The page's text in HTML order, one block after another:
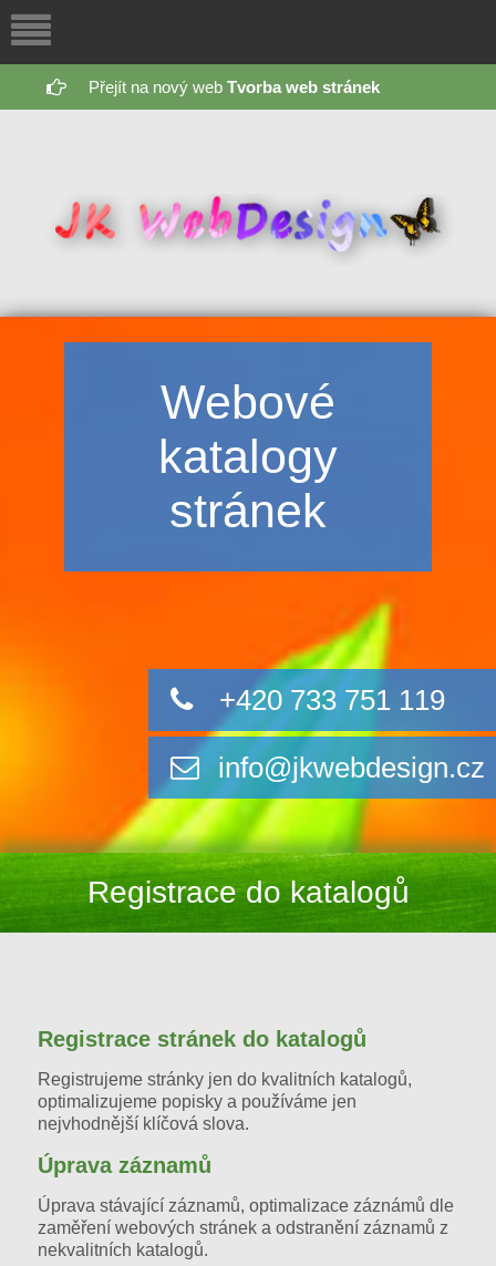
Přejít na nový webTvorba web stránek
Webové
katalogy
stránek
+420 733 751 119
info@jkwebdesign.cz
Registrace do katalogů
Registrace stránek do katalogů
Registrujeme stránky jen do kvalitních katalogů,
optimalizujeme popisky a používáme jen
nejvhodnější klíčová slova.
Úprava záznamů
Úprava stávající záznamů, optimalizace záznámů dle
zaměření webových stránek a odstranění záznamů z
nekvalitních katalogů.